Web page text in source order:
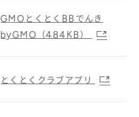
GMOとくとくBBでんき
byGMO（484KB）
とくとくクラブアプリ